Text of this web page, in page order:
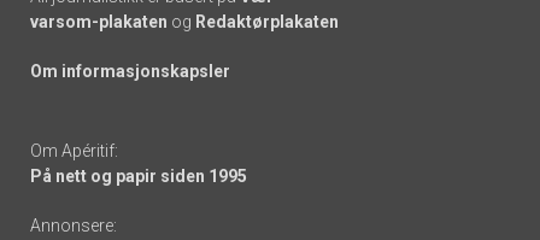
varsom-plakaten og Redaktørplakaten
Om informasjonskapsler
Om Apéritif:
På nett og papir siden 1995
Annonsere: